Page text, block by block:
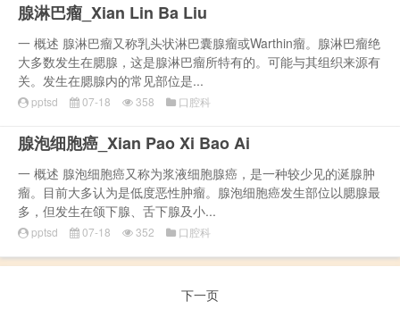
腺淋巴瘤_Xian Lin Ba Liu
一 概述 腺淋巴瘤又称乳头状淋巴囊腺瘤或Warthin瘤。腺淋巴瘤绝
大多数发生在腮腺，这是腺淋巴瘤所特有的。可能与其组织来源有
关。发生在腮腺内的常见部位是...
pptsd 07-18 358 口腔科
腺泡细胞癌_Xian Pao Xi Bao Ai
一 概述 腺泡细胞癌又称为浆液细胞腺癌，是一种较少见的涎腺肿
瘤。目前大多认为是低度恶性肿瘤。腺泡细胞癌发生部位以腮腺最
多，但发生在颌下腺、舌下腺及小...
pptsd 07-18 352 口腔科
下一页